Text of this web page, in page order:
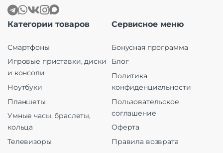
Категории товаров
Смартфоны
Игровые приставки, диски
и консоли
Ноутбуки
Планшеты
Умные часы, браслеты,
кольца
Телевизоры
Сервисное меню
Бонусная программа
Блог
Политика
конфиденциальности
Пользовательское
соглашение
Оферта
Правила возврата